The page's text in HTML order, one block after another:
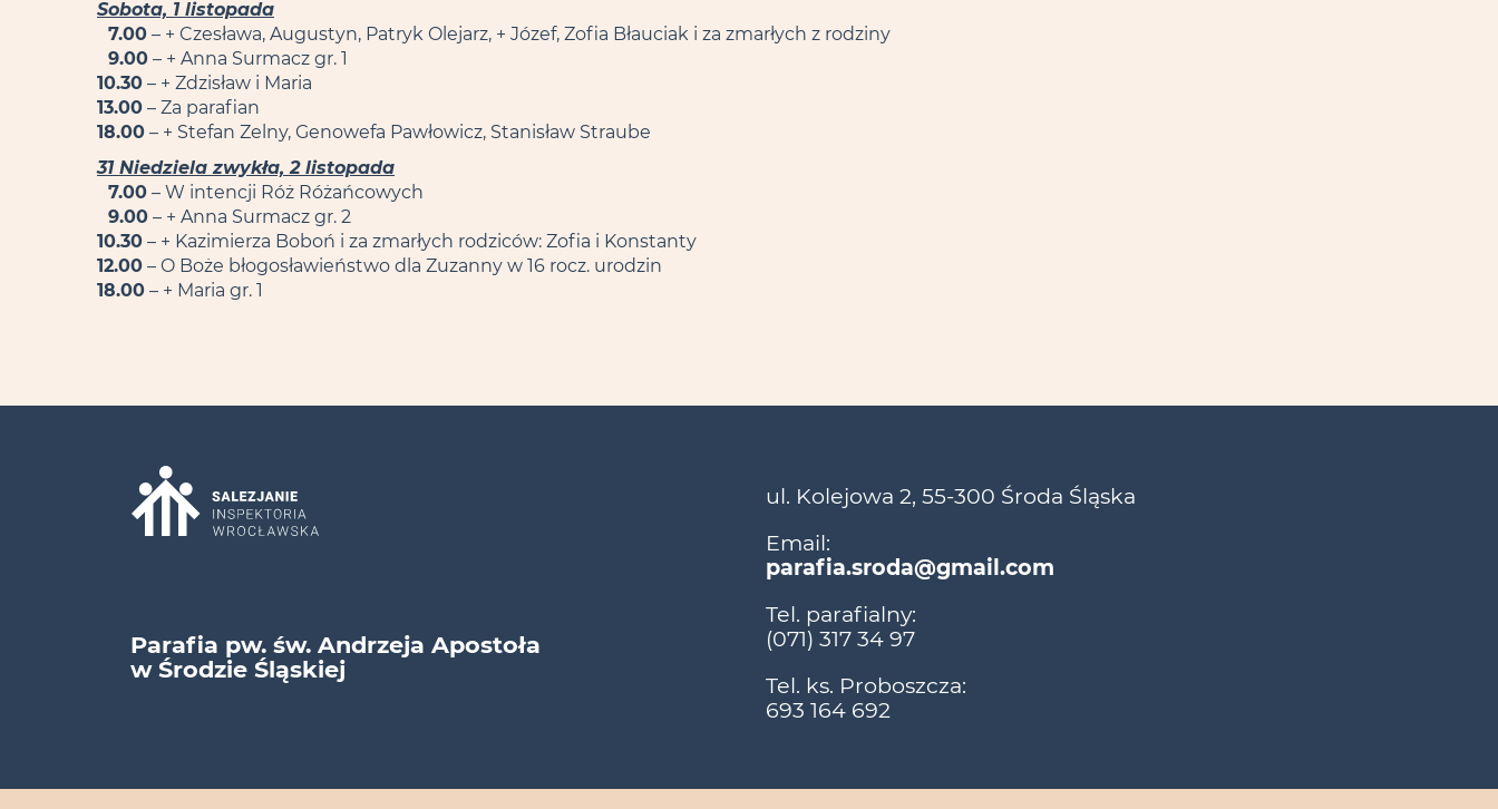
Sobota, 1 listopada
7.00 – + Czesława, Augustyn, Patryk Olejarz, + Józef, Zofia Błauciak i za zmarłych z rodziny
9.00 – + Anna Surmacz gr. 1
10.30 – + Zdzisław i Maria
13.00 – Za parafian
18.00 – + Stefan Zelny, Genowefa Pawłowicz, Stanisław Straube
31 Niedziela zwykła, 2 listopada
7.00 – W intencji Róż Różańcowych
9.00 – + Anna Surmacz gr. 2
10.30 – + Kazimierza Boboń i za zmarłych rodziców: Zofia i Konstanty
12.00 – O Boże błogosławieństwo dla Zuzanny w 16 rocz. urodzin
18.00 – + Maria gr. 1
Parafia pw. św. Andrzeja Apostoła
w Środzie Śląskiej
ul. Kolejowa 2, 55-300 Środa Śląska
Email:
parafia.sroda@gmail.com
Tel. parafialny:
(071) 317 34 97
Tel. ks. Proboszcza:
693 164 692